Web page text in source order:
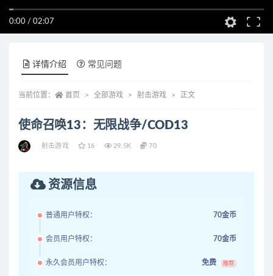
0:00 / 02:07
详情介绍 常见问题
当前位置： 首页 全部游戏 射击游戏 正文
使命召唤13：无限战争/COD13
射击游戏 16 29.5K 70
资源信息
普通用户特权： 70金币
会员用户特权： 70金币
永久会员用户特权： 免费 推荐